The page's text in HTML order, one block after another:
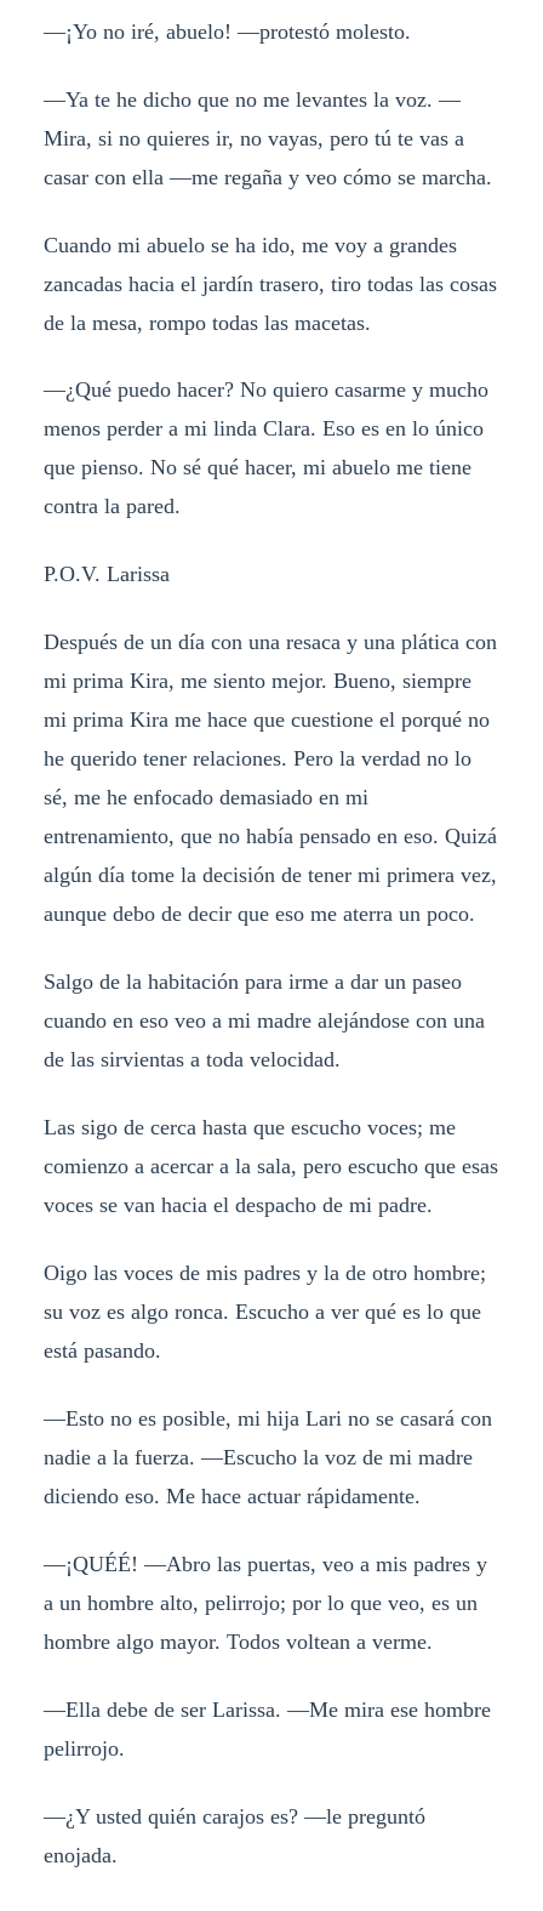
—¡Yo no iré, abuelo! —protestó molesto.
—Ya te he dicho que no me levantes la voz. —
Mira, si no quieres ir, no vayas, pero tú te vas a
casar con ella —me regaña y veo cómo se marcha.
Cuando mi abuelo se ha ido, me voy a grandes
zancadas hacia el jardín trasero, tiro todas las cosas
de la mesa, rompo todas las macetas.
—¿Qué puedo hacer? No quiero casarme y mucho
menos perder a mi linda Clara. Eso es en lo único
que pienso. No sé qué hacer, mi abuelo me tiene
contra la pared.
P.O.V. Larissa
Después de un día con una resaca y una plática con
mi prima Kira, me siento mejor. Bueno, siempre
mi prima Kira me hace que cuestione el porqué no
he querido tener relaciones. Pero la verdad no lo
sé, me he enfocado demasiado en mi
entrenamiento, que no había pensado en eso. Quizá
algún día tome la decisión de tener mi primera vez,
aunque debo de decir que eso me aterra un poco.
Salgo de la habitación para irme a dar un paseo
cuando en eso veo a mi madre alejándose con una
de las sirvientas a toda velocidad.
Las sigo de cerca hasta que escucho voces; me
comienzo a acercar a la sala, pero escucho que esas
voces se van hacia el despacho de mi padre.
Oigo las voces de mis padres y la de otro hombre;
su voz es algo ronca. Escucho a ver qué es lo que
está pasando.
—Esto no es posible, mi hija Lari no se casará con
nadie a la fuerza. —Escucho la voz de mi madre
diciendo eso. Me hace actuar rápidamente.
—¡QUÉÉ! —Abro las puertas, veo a mis padres y
a un hombre alto, pelirrojo; por lo que veo, es un
hombre algo mayor. Todos voltean a verme.
—Ella debe de ser Larissa. —Me mira ese hombre
pelirrojo.
—¿Y usted quién carajos es? —le preguntó
enojada.